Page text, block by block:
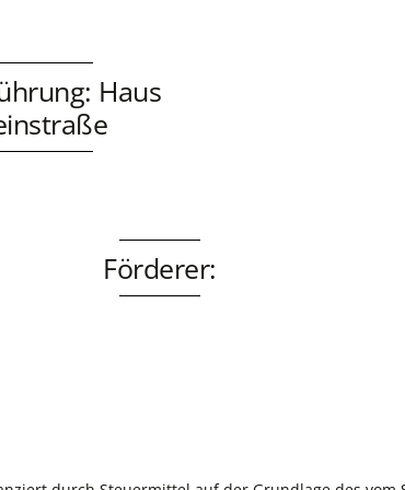
Haus
Förderer: